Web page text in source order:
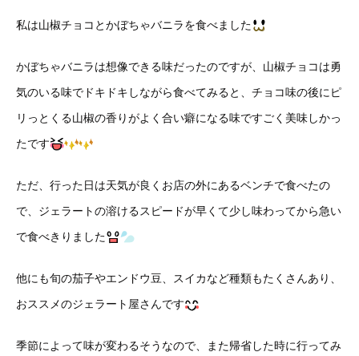
私は山椒チョコとかぼちゃバニラを食べました
かぼちゃバニラは想像できる味だったのですが、山椒チョコは勇
気のいる味でドキドキしながら食べてみると、チョコ味の後にピ
リっとくる山椒の香りがよく合い癖になる味ですごく美味しかっ
たです
ただ、行った日は天気が良くお店の外にあるベンチで食べたの
で、ジェラートの溶けるスピードが早くて少し味わってから急い
で食べきりました
他にも旬の茄子やエンドウ豆、スイカなど種類もたくさんあり、
おススメのジェラート屋さんです
季節によって味が変わるそうなので、また帰省した時に行ってみ